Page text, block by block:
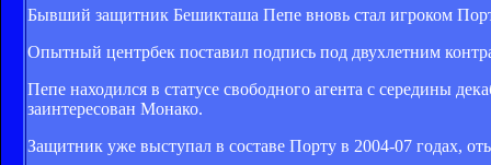
Бывший защитник Бешикташа Пепе вновь стал игроком
Опытный центрбек поставил подпись под двухлетним
Пепе находился в статусе свободного агента с середины
заинтересован Монако.
Защитник уже выступал в составе Порту в 2004-07 годах,